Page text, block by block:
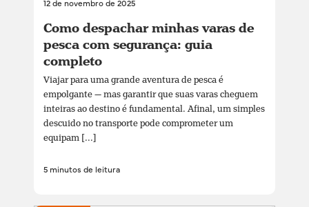
12 de novembro de 2025
Como despachar minhas varas de
pesca com segurança: guia
completo
Viajar para uma grande aventura de pesca é
empolgante — mas garantir que suas varas cheguem
inteiras ao destino é fundamental. Afinal, um simples
descuido no transporte pode comprometer um
equipam [...]
5 minutos de leitura